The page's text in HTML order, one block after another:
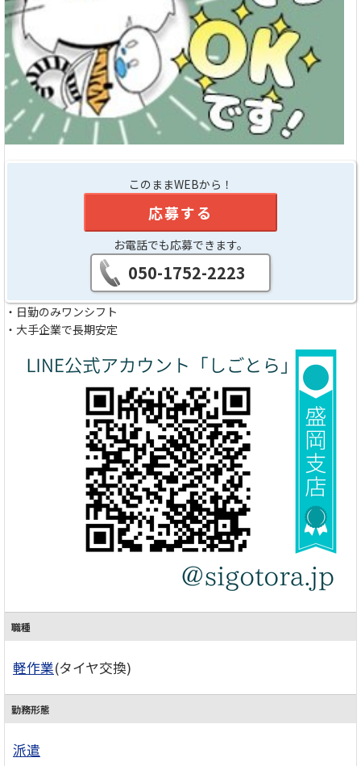
このままWEBから！
応募する
お電話でも応募できます。
050-1752-2223
・日勤のみワンシフト
・大手企業で長期安定
職種
軽作業(タイヤ交換)
勤務形態
派遣